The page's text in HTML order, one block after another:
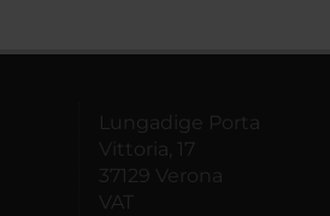
Lungadige Porta
Vittoria, 17
37129 Verona
VAT